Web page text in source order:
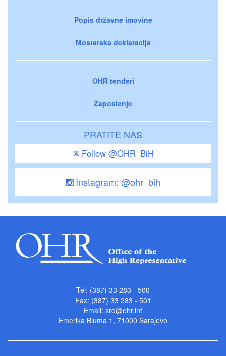
Popis državne imovine
Mostarska deklaracija
OHR tenderi
Zaposlenje
PRATITE NAS
Follow @OHR_BiH
Instagram: @ohr_bih
Tel: (387) 33 283 - 500
Fax: (387) 33 283 - 501
Email: srd@ohr.int
Emerika Bluma 1, 71000 Sarajevo